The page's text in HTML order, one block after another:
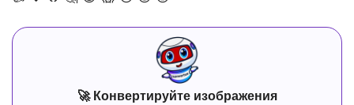
🚀 Конвертируйте изображения